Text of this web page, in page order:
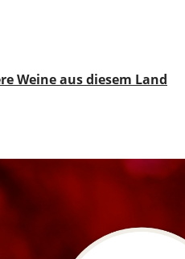
Weine aus diesem Land